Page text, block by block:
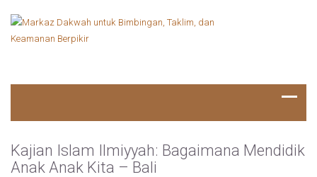
Kajian Islam Ilmiyyah: Bagaimana Mendidik
Anak Anak Kita – Bali